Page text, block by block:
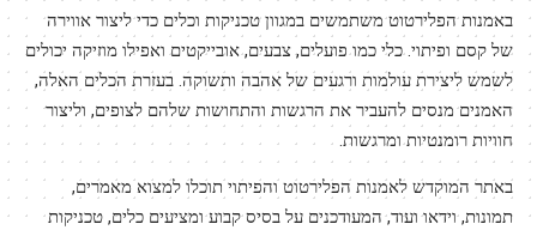
באמנות הפלירטוט משתמשים במגוון טכניקות וכלים כדי ליצור אווירה
של קסם ופיתוי. כלי כמו פועלים, צבעים, אובייקטים ואפילו מוזיקה יכולים
לשמש ליצירת עולמות ורגעים של אהבה ותשוקה. בעזרת הכלים האלה,
האמנים מנסים להעביר את הרגשות והתחושות שלהם לצופים, וליצור
חוויות רומנטיות ומרגשות.
באתר המוקדש לאמנות הפלירטוט והפיתוי תוכלו למצוא מאמרים,
תמונות, וידאו ועוד, המעודכנים על בסיס קבוע ומציעים כלים, טכניקות